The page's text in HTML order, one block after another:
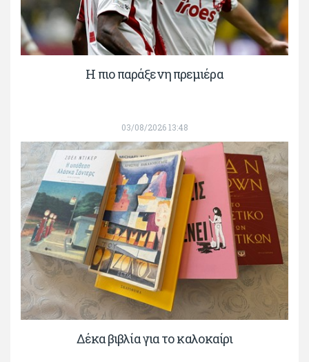
H πιο παράξενη πρεμιέρα
03/08/2026 13:48
Δέκα βιβλία για το καλοκαίρι